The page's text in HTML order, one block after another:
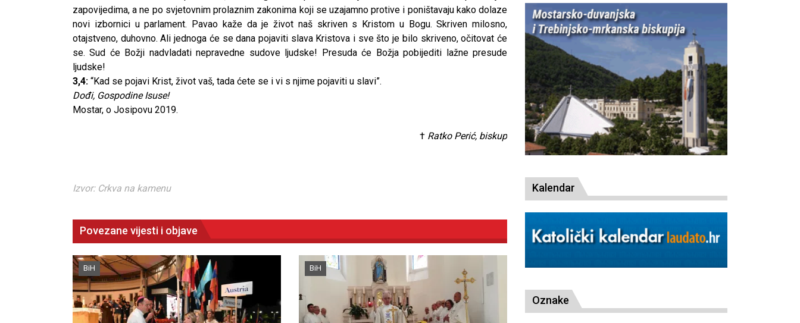
zapovijedima, a ne po svjetovnim prolaznim zakonima koji se uzajamno protive i poništavaju kako dolaze
novi izbornici u parlament. Pavao kaže da je život naš skriven s Kristom u Bogu. Skriven milosno,
otajstveno, duhovno. Ali jednoga će se dana pojaviti slava Kristova i sve što je bilo skriveno, očitovat će
se. Sud će Božji nadvladati nepravedne sudove ljudske! Presuda će Božja pobijediti lažne presude
ljudske!
3,4: “Kad se pojavi Krist, život vaš, tada ćete se i vi s njime pojaviti u slavi”.
Dođi, Gospodine Isuse!
Mostar, o Josipovu 2019.
† Ratko Perić, biskup
Izvor: Crkva na kamenu
Povezane vijesti i objave
BiH BiH
Kalendar
Oznake